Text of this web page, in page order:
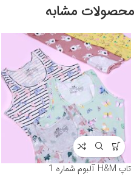
محصولات مشابه
تاپ H&M آلبوم شماره 1